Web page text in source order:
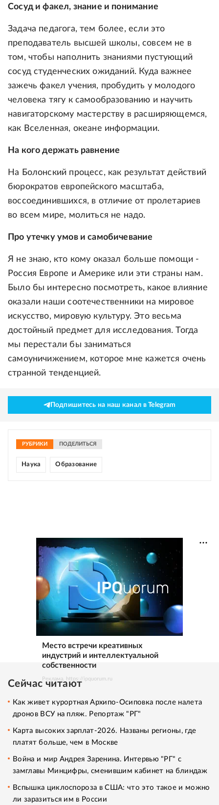
Сосуд и факел, знание и понимание
Задача педагога, тем более, если это
преподаватель высшей школы, совсем не в
том, чтобы наполнить знаниями пустующий
сосуд студенческих ожиданий. Куда важнее
зажечь факел учения, пробудить у молодого
человека тягу к самообразованию и научить
навигаторскому мастерству в расширяющемся,
как Вселенная, океане информации.
На кого держать равнение
На Болонский процесс, как результат действий
бюрократов европейского масштаба,
воссоединившихся, в отличие от пролетариев
во всем мире, молиться не надо.
Про утечку умов и самобичевание
Я не знаю, кто кому оказал больше помощи -
Россия Европе и Америке или эти страны нам.
Было бы интересно посмотреть, какое влияние
оказали наши соотечественники на мировое
искусство, мировую культуру. Это весьма
достойный предмет для исследования. Тогда
мы перестали бы заниматься
самоуничижением, которое мне кажется очень
странной тенденцией.
Подпишитесь на наш канал в Telegram
РУБРИКИ ПОДЕЛИТЬСЯ
Наука Образование
Место встречи креативных
индустрий и интеллектуальной
собственности
Реклама. https://ipquorum.ru
Сейчас читают
Как живет курортная Архипо-Осиповка после налета
дронов ВСУ на пляж. Репортаж "РГ"
Карта высоких зарплат-2026. Названы регионы, где
платят больше, чем в Москве
Война и мир Андрея Заренина. Интервью "РГ" с
замглавы Минцифры, сменившим кабинет на блиндаж
Вспышка циклоспороза в США: что это такое и можно
ли заразиться им в России